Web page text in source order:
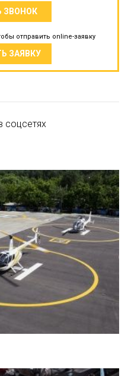
ЗВОНОК
отправить online-заявку
ЗАЯВКУ
соцсетях